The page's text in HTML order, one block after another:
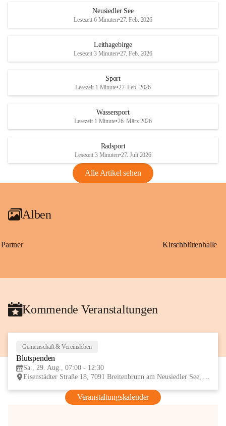
S
und den daraus folgenden wirtschaftlichen
Maßnahmen zur Bekämpfung
Rebe und der Amerikanischen
Anhang VBl. EU Nr. 18
1 Seite•1,4 MB
VBl. EU Nr. 18_2026
r
S
Neusiedler See
Lesezeit 6 Minuten•27. Feb. 2026
Leithagebirge
Lesezeit 3 Minuten•27. Feb. 2026
Sport
Lesezeit 1 Minute•27. Feb. 2026
Wassersport
Lesezeit 1 Minute•26. März 2026
Radsport
Lesezeit 3 Minuten•27. Juli 2026
Alle Artikel sehen
Alben
Partner Kirschblütenhalle
Kommende Veranstaltungen
Gemeinschaft & Vereinsleben
Blutspenden
Sa., 29. Aug., 07:00 - 12:30
Eisenstädter Straße 18, 7091 Breitenbrunn am Neusiedler See, AUT
Veranstaltungskalender